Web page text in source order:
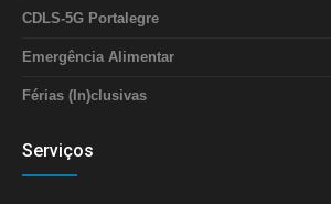
CDLS-5G Portalegre
Emergência Alimentar
Férias (In)clusivas
Serviços